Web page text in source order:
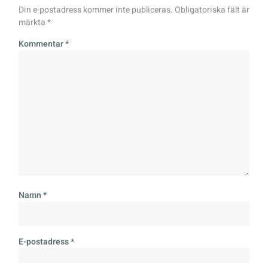
Din e-postadress kommer inte publiceras. Obligatoriska fält är
märkta*
Kommentar*
Namn*
E-postadress*